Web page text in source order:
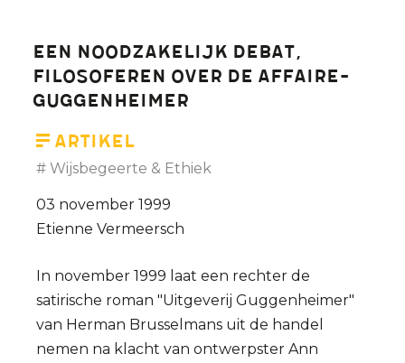
Een noodzakelijk debat,
filosoferen over de affaire-
Guggenheimer
Artikel
Wijsbegeerte & Ethiek
03 november 1999
Etienne Vermeersch
In november 1999 laat een rechter de
satirische roman "Uitgeverij Guggenheimer"
van Herman Brusselmans uit de handel
nemen na klacht van ontwerpster Ann